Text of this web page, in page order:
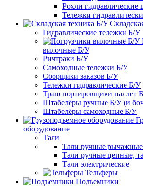
Рохли гидравлические
Тележки
Гидравлические тележки Б/У
вилочные Б/У
Ричтраки Б/У
Самоходные тележки Б/У
Сборщики заказов Б/У
Тележки гидравлические Б/У
Транспортировщики паллет
Штабелёры ручные Б/У (и
Штабелёры самоходные Б/У
оборудование
Тали
Тали ручные рычажные
Тали ручные цепные,
Тали электрические
Тельферы
Подъемники